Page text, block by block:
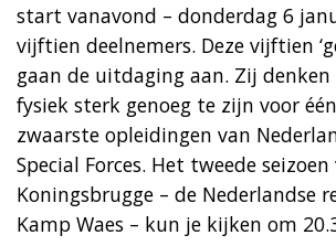
start vanavond – donderdag 6
vijftien deelnemers. Deze vijftien
gaan de uitdaging aan. Zij
fysiek sterk genoeg te zijn voor
zwaarste opleidingen van
Special Forces. Het tweede
Koningsbrugge – de Nederlandse
Kamp Waes – kun je kijken om